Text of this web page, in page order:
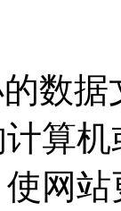
据文
算
使网